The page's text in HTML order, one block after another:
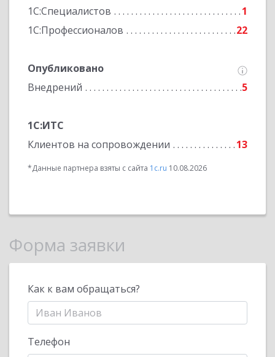
1С:Специалистов
1
1С:Профессионалов
22
Опубликовано
Внедрений
5
1С:ИТС
Клиентов на сопровождении
13
*Данные партнера взяты с сайта 1c.ru 10.08.2026
Форма заявки
Как к вам обращаться?
Телефон